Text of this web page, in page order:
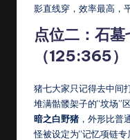
影直线穿，效率最高，
点位二：石
（125:365）
猪七大家只记得去中间
堆满骷髅架子的“坟场”
暗之白野猪，外形比普
怪被设定为“记忆项链